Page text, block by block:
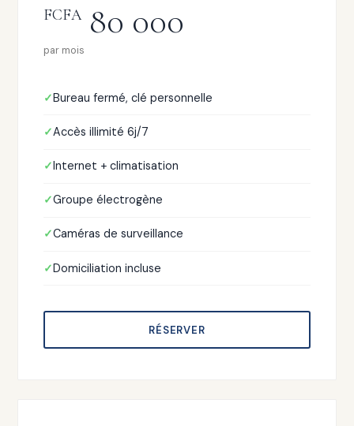
FCFA80 000
par mois
Bureau fermé, clé personnelle
Accès illimité 6j/7
Internet + climatisation
Groupe électrogène
Caméras de surveillance
Domiciliation incluse
RÉSERVER